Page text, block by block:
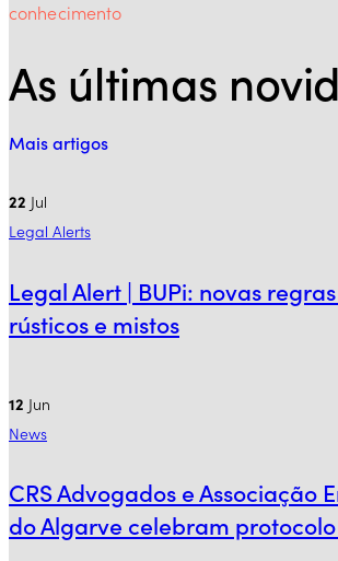
conhecimento
As últimas
Mais artigos
22 Jul
Legal Alerts
Legal Alert | BUPi: novas
rústicos e mistos
12 Jun
News
CRS Advogados e Associação
do Algarve celebram